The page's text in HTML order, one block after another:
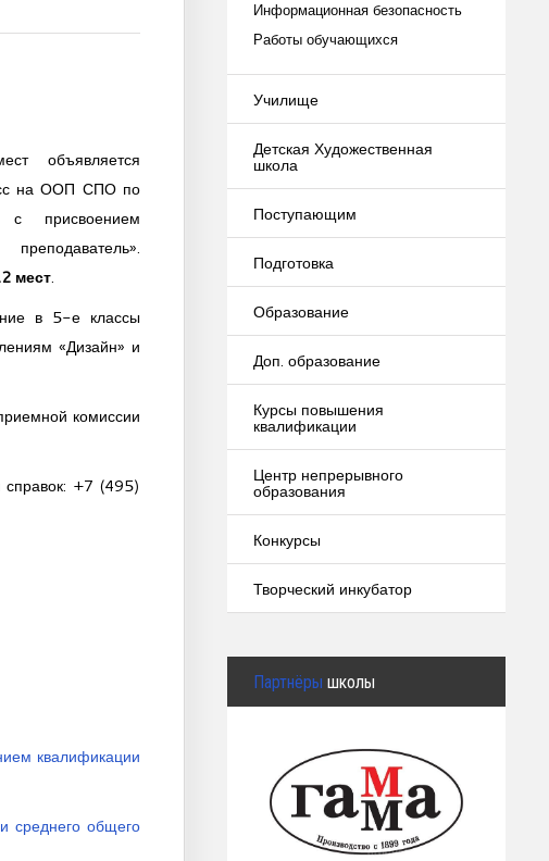
объявляется
на ООП СПО по
с присвоением
мест.
в 5-е классы
«Дизайн» и
комиссии
+7 (495)
квалификации
среднего общего
Информационная безопасность
Работы обучающихся
Училище
Детская Художественная
школа
Поступающим
Подготовка
Образование
Доп. образование
Курсы повышения
квалификации
Центр непрерывного
образования
Конкурсы
Творческий инкубатор
Партнёры школы